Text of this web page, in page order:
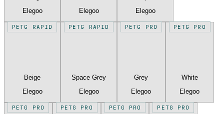
Elegoo
Elegoo
Elegoo
PETG RAPID
Beige
Elegoo
PETG RAPID
Space Grey
Elegoo
PETG PRO
Grey
Elegoo
PETG PRO
White
Elegoo
PETG PRO PETG PRO PETG PRO PETG PRO